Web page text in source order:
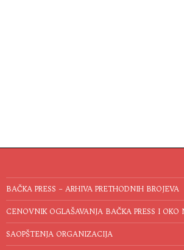
BAČKA PRESS – ARHIVA PRETHODNIH BROJEVA
CENOVNIK OGLAŠAVANJA BAČKA PRESS I OKO
SAOPŠTENJA ORGANIZACIJA